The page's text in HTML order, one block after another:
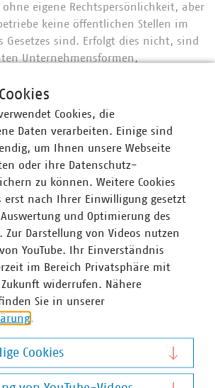
ohne eigene Rechtspersönlichkeit, aber
keine öffentlichen Stellen im
Gesetzes sind. Erfolgt dies nicht, sind
Unternehmensformen,
zu dem
im Gesetz zu erwarten.
vom VKU angemahnt, dass bei der
Änderungsgesetzes, der Fortführung
EnEfG-Änderungsgesetzes die
abgestimmten Merkblätter
sollten. Die aktuelle Praxis der
führt zu vermeidbaren
Doppelarbeiten bei den adressierten
z. B. bei der Plattform für Abwärme.
ist die Kabinettsbefassung für
Die Änderungsgesetze sowie die
voraussichtlich in 11/2024 in Kraft
der VKU gemeinsam mit der VKU
Web-Seminar „Neues vom
Cookies, die
Daten verarbeiten. Einige sind
um Ihnen unsere Webseite
oder ihre Datenschutz-
zu können. Weitere Cookies
erst nach Ihrer Einwilligung gesetzt
und Optimierung des
Zur Darstellung von Videos nutzen
YouTube. Ihr Einverständnis
im Bereich Privatsphäre mit
widerrufen. Nähere
Sie in unserer
.
Cookies